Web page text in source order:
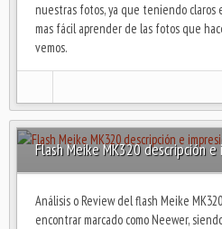
nuestras fotos, ya que teniendo claros
mas fácil aprender de las fotos que
vemos.
Flash Meike MK320 descripción
Análisis o Review del flash Meike
encontrar marcado como Neewer,